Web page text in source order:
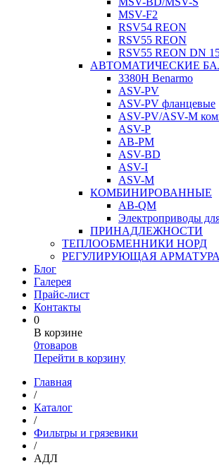
MSV-F2
RSV54 REON
RSV55 REON
RSV55 REON DN
АВТОМАТИЧЕСКИЕ
3380H Benarmo
ASV-PV
ASV-PV фланцевые
ASV-PV/ASV-M
ASV-P
AB-PM
ASV-BD
ASV-I
ASV-M
КОМБИНИРОВАННЫЕ
AB-QM
Электроприводы
ПРИНАДЛЕЖНОСТИ
ТЕПЛООБМЕННИКИ НОРД
РЕГУЛИРУЮЩАЯ АРМАТУРА
Блог
Галерея
Прайс-лист
Контакты
0
В корзине
0товаров
Перейти в корзину
Главная
/
Каталог
/
Фильтры и грязевики
/
АДЛ